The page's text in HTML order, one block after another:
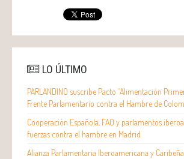
LO ÚLTIMO
PARLANDINO suscribe Pacto “Alimentación
Frente Parlamentario contra el Hambre de
Cooperación Española, FAO y parlamentos
fuerzas contra el hambre en Madrid
Alianza Parlamentaria Iberoamericana y